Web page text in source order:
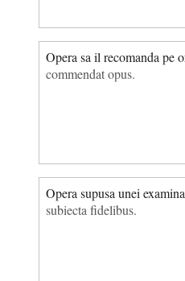
Opera sa il recomanda pe
commendat opus.
Opera supusa unei
subiecta fidelibus.